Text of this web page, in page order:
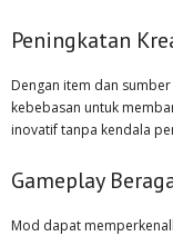
Peningkatan
Dengan item dan
kebebasan untuk
inovatif tanpa kendala
Gameplay
Mod dapat